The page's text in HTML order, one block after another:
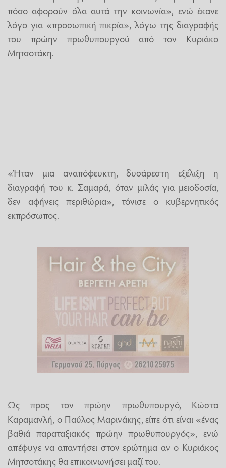
πόσο αφορούν όλα αυτά την κοινωνία», ενώ έκανε
λόγο για «προσωπική πικρία», λόγω της διαγραφής
του πρώην πρωθυπουργού από τον Κυριάκο
Μητσοτάκη.
«Ήταν μια αναπόφευκτη, δυσάρεστη εξέλιξη η
διαγραφή του κ. Σαμαρά, όταν μιλάς για μειοδοσία,
δεν αφήνεις περιθώρια», τόνισε ο κυβερνητικός
εκπρόσωπος.
Ως προς τον πρώην πρωθυπουργό, Κώστα
Καραμανλή, ο Παύλος Μαρινάκης, είπε ότι είναι «ένας
βαθιά παραταξιακός πρώην πρωθυπουργός», ενώ
απέφυγε να απαντήσει στον ερώτημα αν ο Κυριάκος
Μητσοτάκης θα επικοινωνήσει μαζί του.